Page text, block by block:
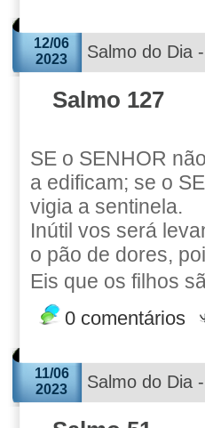
12/06
2023
Salmo do Dia
Salmo 127
SE o SENHOR
a edificam; se o
vigia a sentinela.
Inútil vos será
o pão de dores,
Eis que os filhos
0 comentários
11/06
2023
Salmo do Dia